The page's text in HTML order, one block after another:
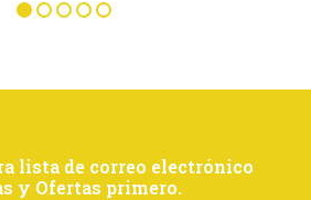
lista de correo electrónico
y Ofertas primero.